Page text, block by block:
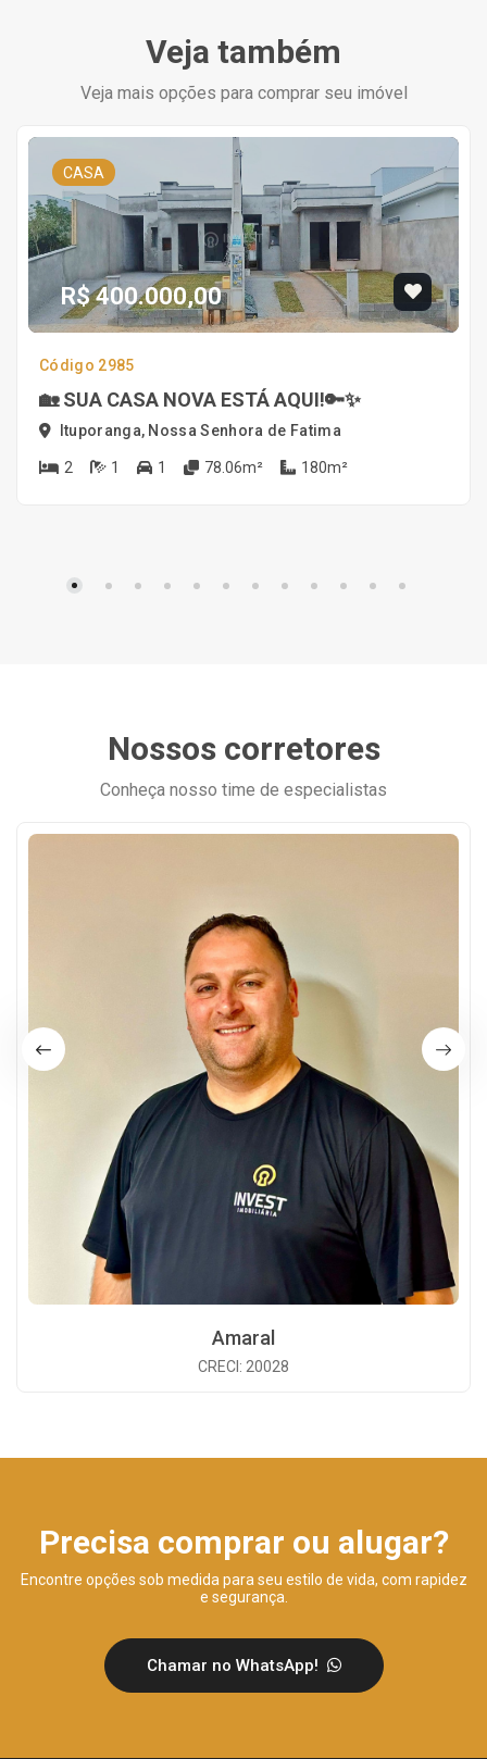
Veja também
Veja mais opções para comprar seu imóvel
CASA
R$ 400.000,00
Código 2985
🏡 SUA CASA NOVA ESTÁ AQUI!🔑✨
Ituporanga, Nossa Senhora de Fatima
2 1 1 78.06m² 180m²
Nossos corretores
Conheça nosso time de especialistas
Amaral
CRECI: 20028
Precisa comprar ou alugar?
Encontre opções sob medida para seu estilo de vida, com rapidez
e segurança.
Chamar no WhatsApp!